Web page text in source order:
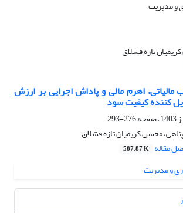
تازه قشلاق
مالیاتی، اهرم مالی و پاداش اجرایی بر ارزش
کننده کیفیت سود
276-293
محسن کریمیان تازه قشلاق
مقاله 587.87 K